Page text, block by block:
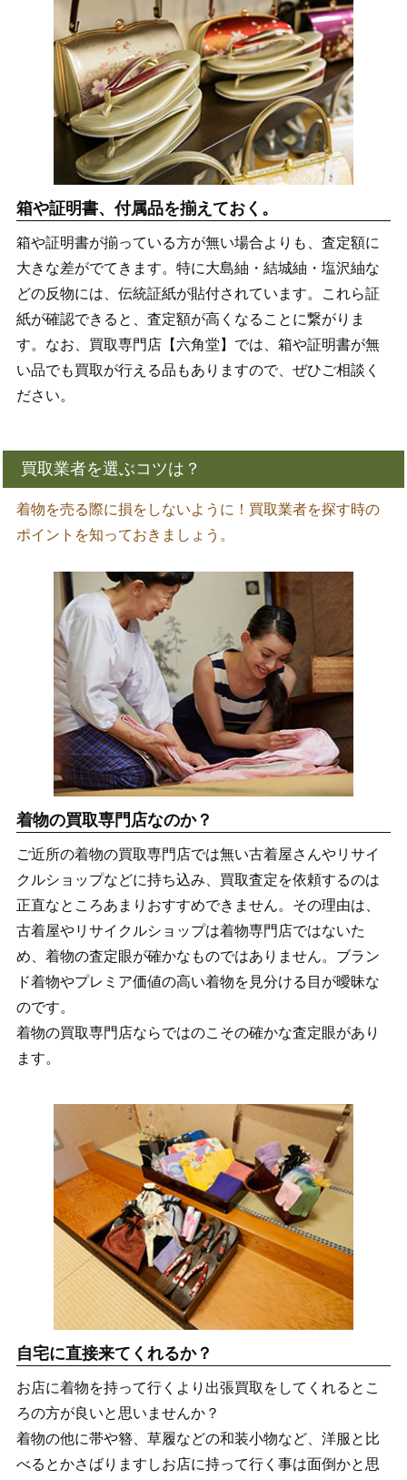
箱や証明書、付属品を揃えておく。
箱や証明書が揃っている方が無い場合よりも、査定額に
大きな差がでてきます。特に大島紬・結城紬・塩沢紬な
どの反物には、伝統証紙が貼付されています。これら証
紙が確認できると、査定額が高くなることに繋がりま
す。なお、買取専門店【六角堂】では、箱や証明書が無
い品でも買取が行える品もありますので、ぜひご相談く
ださい。
買取業者を選ぶコツは？
着物を売る際に損をしないように！買取業者を探す時の
ポイントを知っておきましょう。
着物の買取専門店なのか？
ご近所の着物の買取専門店では無い古着屋さんやリサイ
クルショップなどに持ち込み、買取査定を依頼するのは
正直なところあまりおすすめできません。その理由は、
古着屋やリサイクルショップは着物専門店ではないた
め、着物の査定眼が確かなものではありません。ブラン
ド着物やプレミア価値の高い着物を見分ける目が曖昧な
のです。
着物の買取専門店ならではのこその確かな査定眼があり
ます。
自宅に直接来てくれるか？
お店に着物を持って行くより出張買取をしてくれるとこ
ろの方が良いと思いませんか？
着物の他に帯や簪、草履などの和装小物など、洋服と比
べるとかさばりますしお店に持って行く事は面倒かと思